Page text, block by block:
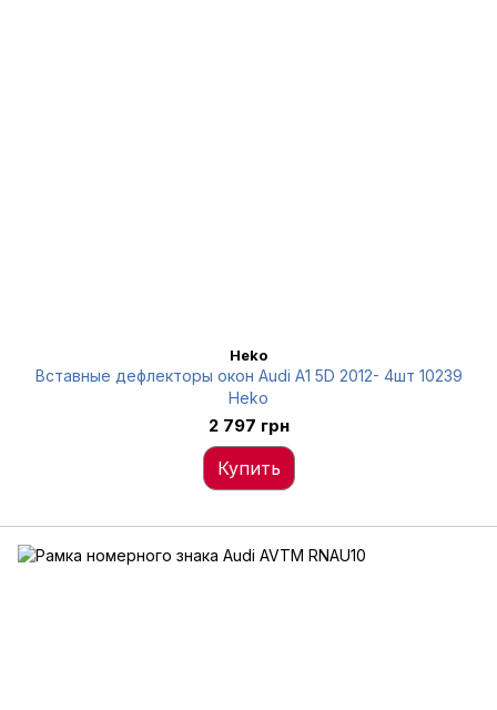
Heko
Вставные дефлекторы окон Audi A1 5D 2012- 4шт 10239
Heko
2 797 грн
Купить